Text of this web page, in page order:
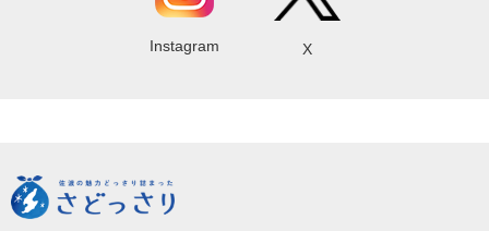
Instagram X